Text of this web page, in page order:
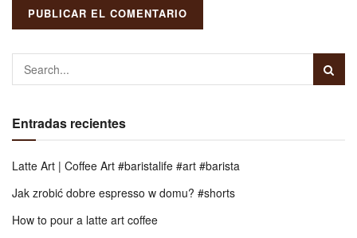
Entradas recientes
Latte Art | Coffee Art #baristalife #art #barista
Jak zrobić dobre espresso w domu? #shorts
How to pour a latte art coffee